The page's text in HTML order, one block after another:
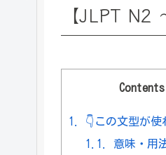
【JLPT
Contents
1.
👇この文型が使
1.1.
意味・用